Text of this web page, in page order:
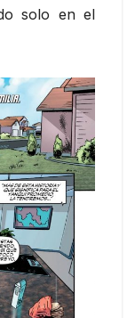
solo en el